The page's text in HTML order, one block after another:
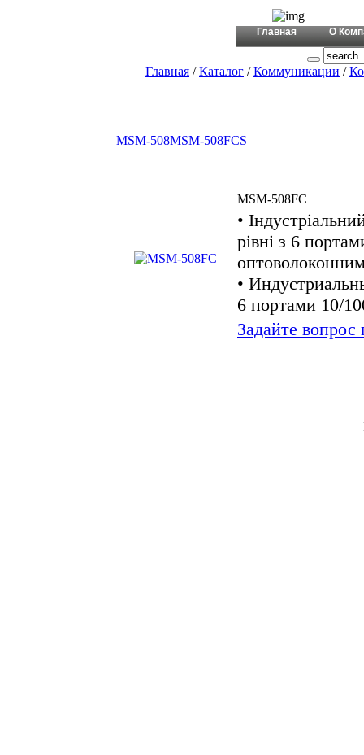
Главная О
Главная /Каталог /Коммуникации /
MSM-508MSM-508FCS
MSM-508FC
•
рівні з 6
•
6 портами 10/
Задайте вопрос